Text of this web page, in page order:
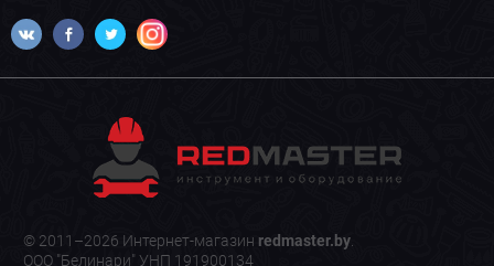
© 2011–2026 Интернет-магазин redmaster.by.
ООО "Белинари" УНП 191900134